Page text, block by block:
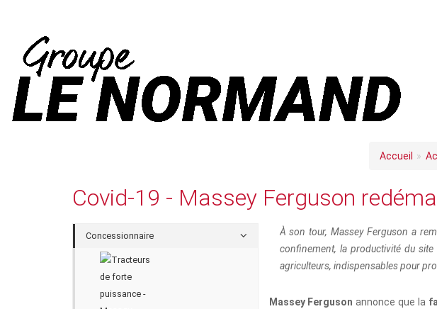
Accueil
Covid-19 - Massey Ferguson
Concessionnaire
À son tour, Massey Ferguson a
confinement, la productivité du
agriculteurs, indispensables pour
M assey Ferguson annonce que la